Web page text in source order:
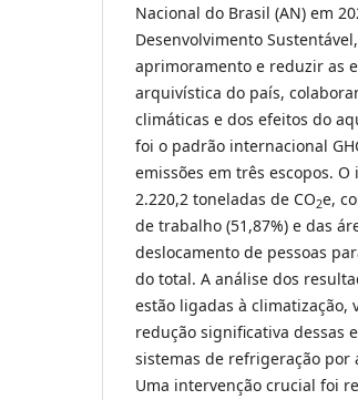
Nacional do Brasil (AN) em
Desenvolvimento
aprimoramento e reduzir as
arquivística do país,
climáticas e dos efeitos do
foi o padrão internacional
emissões em três escopos.
2.220,2 toneladas de CO2e,
de trabalho (51,87%) e das
deslocamento de pessoas
do total. A análise dos
estão ligadas à climatização,
redução significativa dessas
sistemas de refrigeração
Uma intervenção crucial foi